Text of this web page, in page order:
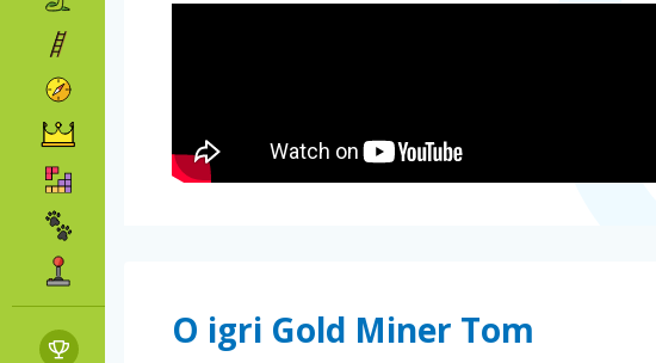
O igri Gold Miner Tom